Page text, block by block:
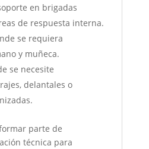
en brigadas
de respuesta interna.
se requiera
y muñeca.
se necesite
delantales o
parte de
técnica para